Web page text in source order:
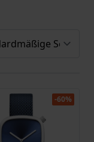
-60%